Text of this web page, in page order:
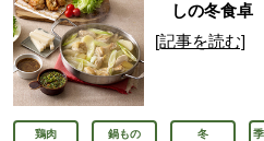
しの冬食卓
[記事を読む]
鶏肉 鍋もの 冬